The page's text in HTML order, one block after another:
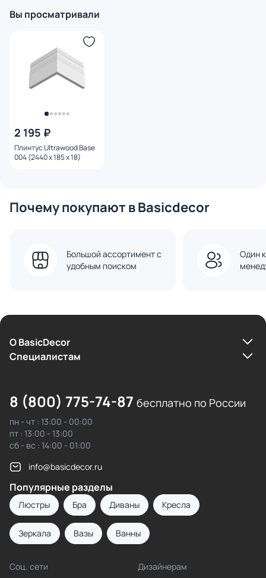
Вы просматривали
2 195 ₽
Плинтус Ultrawood Base
004 (2440 x 185 x 18)
Почему покупают в Basicdecor
Большой ассортимент с
удобным поиском
Один
О BasicDecor
Cпециалистам
8 (800) 775-74-87 бесплатно по России
пн - чт : 13:00 - 00:00
пт : 13:00 - 13:00
сб - вс : 14:00 - 01:00
info@basicdecor.ru
Популярные разделы
Люстры Бра Диваны Кресла
Зеркала Вазы Ванны
Соц. сети Дизайнерам